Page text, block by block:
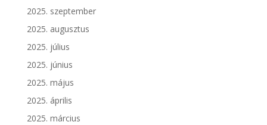
2025. szeptember
2025. augusztus
2025. július
2025. június
2025. május
2025. április
2025. március